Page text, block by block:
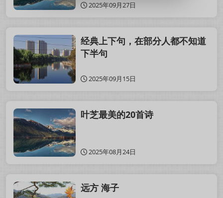
2025年09月27日
经典上下句，在部分人都不知道
下半句
2025年09月15日
叶芝最美的20首诗
2025年08月24日
远方 海子